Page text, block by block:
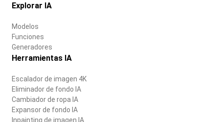
Explorar IA
Modelos
Funciones
Generadores
Herramientas IA
Escalador de imagen 4K
Eliminador de fondo IA
Cambiador de ropa IA
Expansor de fondo IA
Inpainting de imagen IA